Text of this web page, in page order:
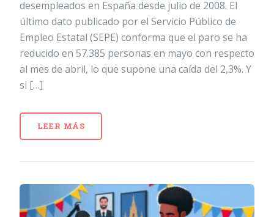
desempleados en España desde julio de 2008. El
último dato publicado por el Servicio Público de
Empleo Estatal (SEPE) conforma que el paro se ha
reducido en 57.385 personas en mayo con respecto
al mes de abril, lo que supone una caída del 2,3%. Y
si […]
LEER MÁS